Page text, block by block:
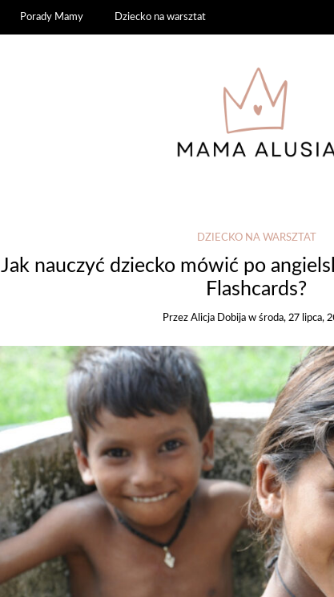
Porady Mamy Dziecko na warsztat
DZIECKO NA WARSZTAT
Jak nauczyć dziecko mówić po
Flashcards?
Przez Alicja Dobija w środa, 27 lipca,